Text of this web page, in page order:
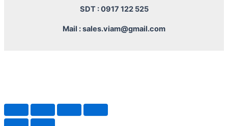
SDT : 0917 122 525
Mail : sales.viam@gmail.com